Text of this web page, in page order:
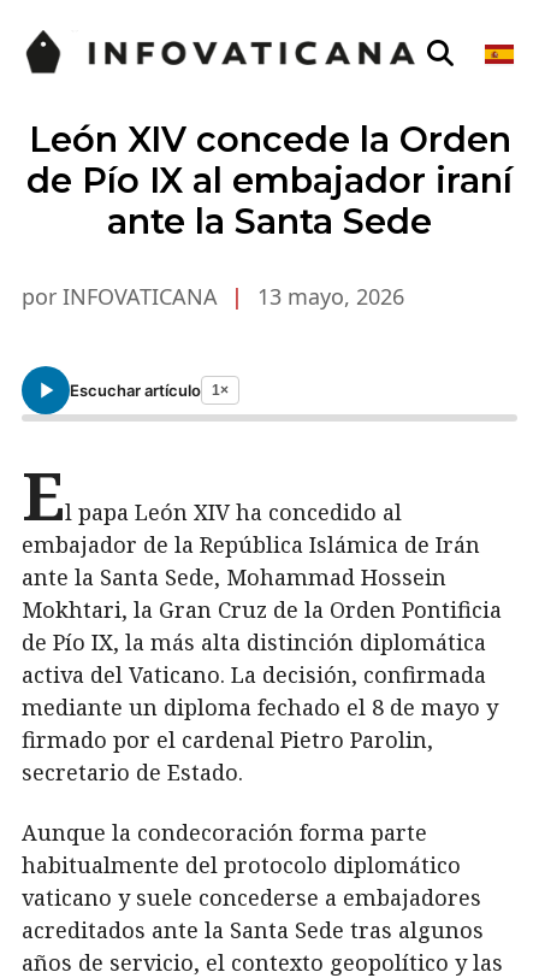
León XIV concede la Orden
de Pío IX al embajador iraní
ante la Santa Sede
por INFOVATICANA | 13 mayo, 2026
Escuchar artículo 1×
El papa León XIV ha concedido al
embajador de la República Islámica de Irán
ante la Santa Sede, Mohammad Hossein
Mokhtari, la Gran Cruz de la Orden Pontificia
de Pío IX, la más alta distinción diplomática
activa del Vaticano. La decisión, confirmada
mediante un diploma fechado el 8 de mayo y
firmado por el cardenal Pietro Parolin,
secretario de Estado.
Aunque la condecoración forma parte
habitualmente del protocolo diplomático
vaticano y suele concederse a embajadores
acreditados ante la Santa Sede tras algunos
años de servicio, el contexto geopolítico y las